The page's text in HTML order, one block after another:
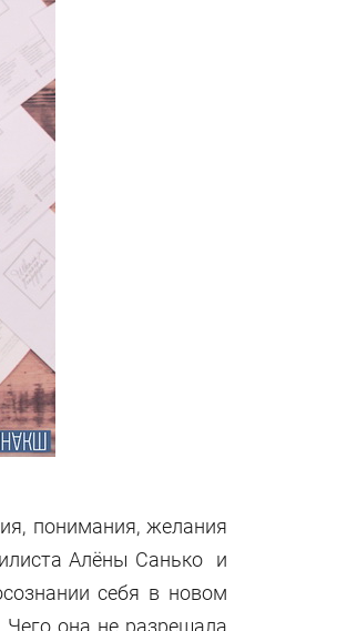
понимания, желания
Алёны Санько и
себя в новом
она не разрешала